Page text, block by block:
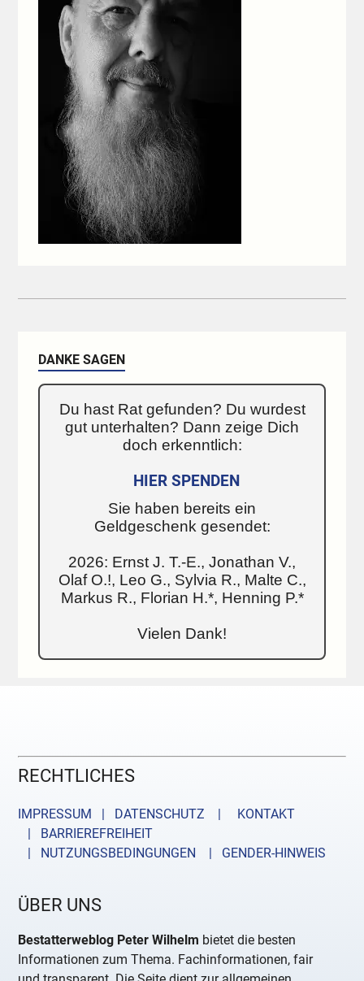
DANKE SAGEN
Du hast Rat gefunden? Du wurdest
gut unterhalten? Dann zeige Dich
doch erkenntlich:
HIER SPENDEN
Sie haben bereits ein
Geldgeschenk gesendet:
2026: Ernst J. T.-E., Jonathan V.,
Olaf O.!, Leo G., Sylvia R., Malte C.,
Markus R., Florian H.*, Henning P.*
Vielen Dank!
RECHTLICHES
IMPRESSUM | DATENSCHUTZ |
KONTAKT
| BARRIEREFREIHEIT
| NUTZUNGSBEDINGUNGEN
| GENDER-HINWEIS
ÜBER UNS
Bestatterweblog Peter Wilhelm bietet die besten
Informationen zum Thema. Fachinformationen, fair